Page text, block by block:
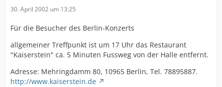
30. April 2002 um 13:25
Für die Besucher des Berlin-Konzerts
allgemeiner Treffpunkt ist um 17 Uhr das Restaurant
"Kaiserstein" ca. 5 Minuten Fussweg von der Halle entfernt.
Adresse: Mehringdamm 80, 10965 Berlin, Tel. 78895887.
http://www.kaiserstein.de